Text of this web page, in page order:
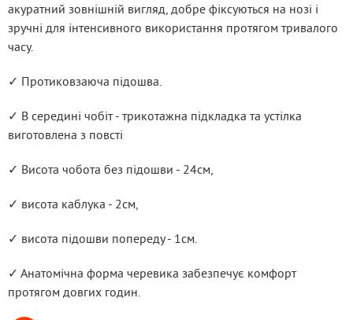
акуратний зовнішній вигляд, добре фіксуються на нозі і
зручні для інтенсивного використання протягом тривалого
часу.
✓ Протиковзаюча підошва.
✓ В середині чобіт - трикотажна підкладка та устілка
виготовлена з повсті
✓ Висота чобота без підошви - 24см,
✓ висота каблука - 2см,
✓ висота підошви попереду - 1см.
✓ Анатомічна форма черевика забезпечує комфорт
протягом довгих годин.